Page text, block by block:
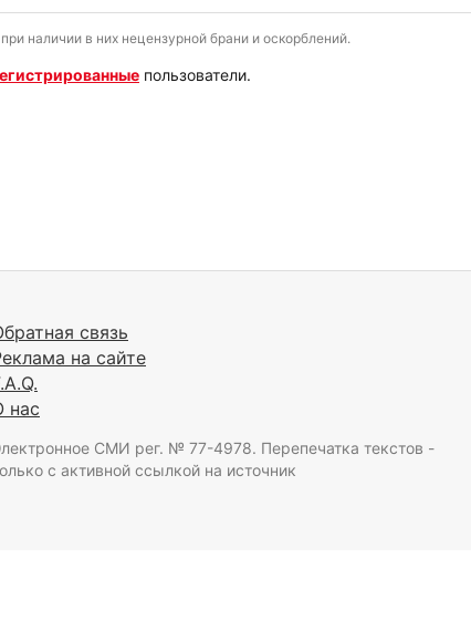
наличии в них нецензурной брани и оскорблений.
пользователи.
связь
на сайте
нас
СМИ рег. № 77-4978. Перепечатка текстов -
с активной ссылкой на источник